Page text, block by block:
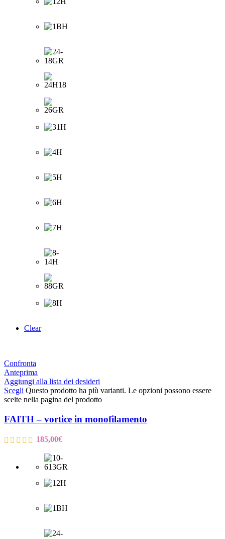
Clear
Confronta
Anteprima
Aggiungi alla lista dei desideri
Scegli Questo prodotto ha più varianti. Le opzioni possono essere
scelte nella pagina del prodotto
FAITH – vortice in monofilamento
185,00€